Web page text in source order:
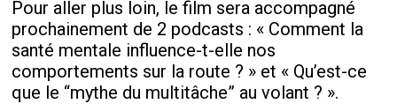
Pour aller plus loin, le film sera accompagné
prochainement de 2 podcasts : « Comment la
santé mentale influence-t-elle nos
comportements sur la route ? » et « Qu’est-ce
que le “mythe du multitâche” au volant ? ».